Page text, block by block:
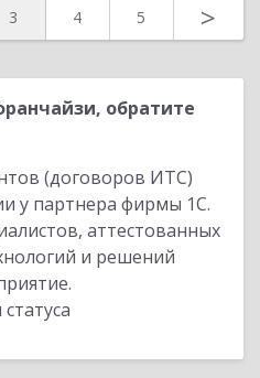
3 4 5 >
обратите
(договоров ИТС)
у партнера фирмы 1С.
аттестованных
и решений